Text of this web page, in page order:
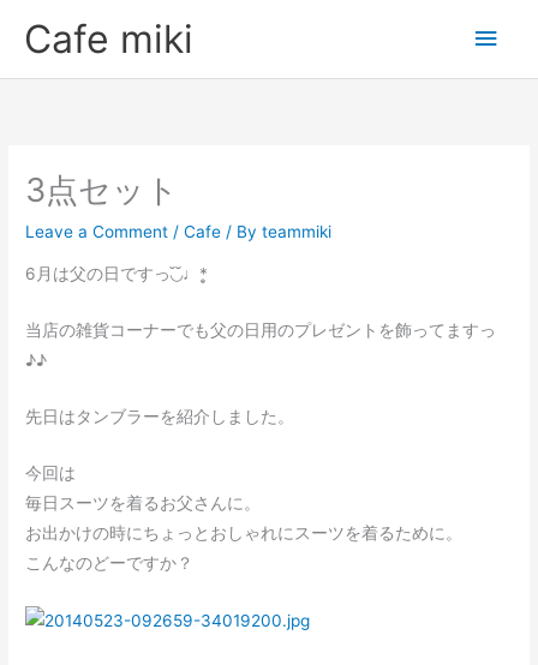
Cafe miki
Main
3点セット
Leave a Comment /Cafe / Byteammiki
6月は父の日ですっ◟̆◞̆♩*̣̥
当店の雑貨コーナーでも父の日用のプレゼントを飾ってますっ
♪♪
先日はタンブラーを紹介しました。
今回は
毎日スーツを着るお父さんに。
お出かけの時にちょっとおしゃれにスーツを着るために。
こんなのどーですか？